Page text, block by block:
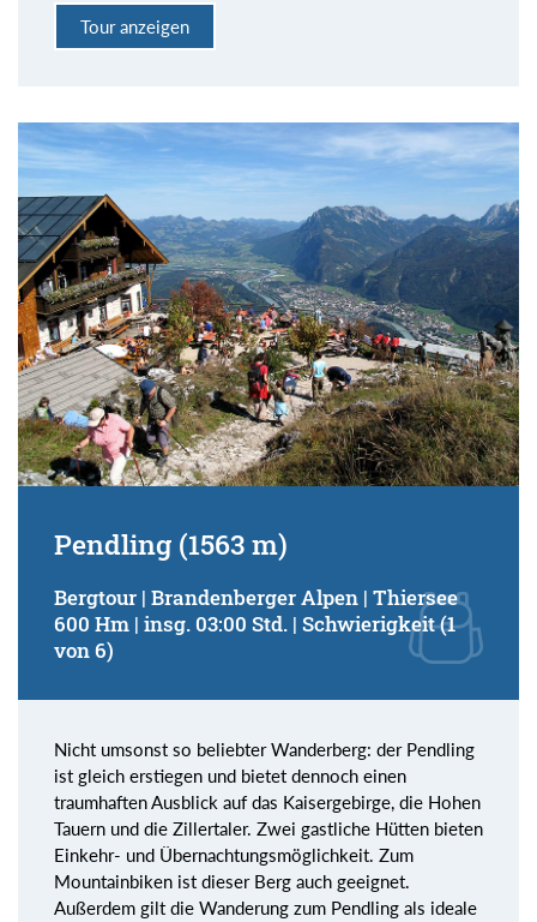
Tour anzeigen
Pendling (1563 m)
Bergtour | Brandenberger Alpen | Thiersee
600 Hm | insg. 03:00 Std. | Schwierigkeit (1
von 6)
Nicht umsonst so beliebter Wanderberg: der Pendling
ist gleich erstiegen und bietet dennoch einen
traumhaften Ausblick auf das Kaisergebirge, die Hohen
Tauern und die Zillertaler. Zwei gastliche Hütten bieten
Einkehr- und Übernachtungsmöglichkeit. Zum
Mountainbiken ist dieser Berg auch geeignet.
Außerdem gilt die Wanderung zum Pendling als ideale